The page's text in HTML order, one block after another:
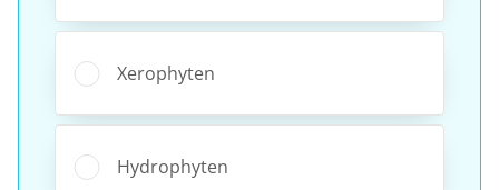
Xerophyten
Hydrophyten